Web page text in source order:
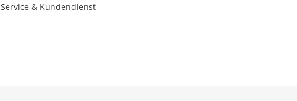
Service & Kundendienst